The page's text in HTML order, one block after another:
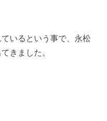
いるという事で、永松
きました。